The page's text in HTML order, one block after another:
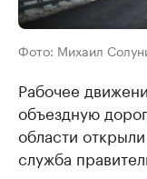
Фото: Михаил
Рабочее
объездную
области
служба